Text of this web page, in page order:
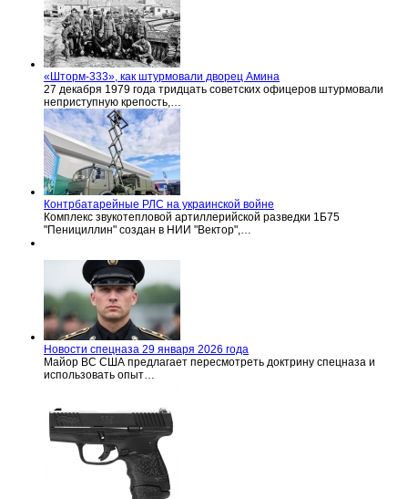
«Шторм-333», как штурмовали дворец Амина
27 декабря 1979 года тридцать советских офицеров штурмовали
неприступную крепость,…
Контрбатарейные РЛС на украинской войне
Комплекс звукотепловой артиллерийской разведки 1Б75
"Пенициллин" создан в НИИ "Вектор",…
Новости спецназа 29 января 2026 года
Майор ВС США предлагает пересмотреть доктрину спецназа и
использовать опыт…